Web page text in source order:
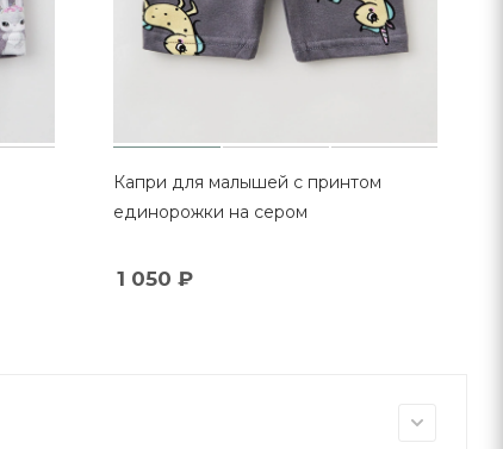
Капри для малышей с принтом
единорожки на сером
1 050 ₽